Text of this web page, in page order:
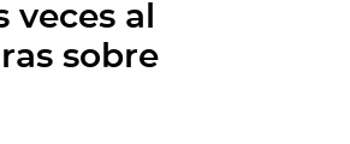
al
sobre